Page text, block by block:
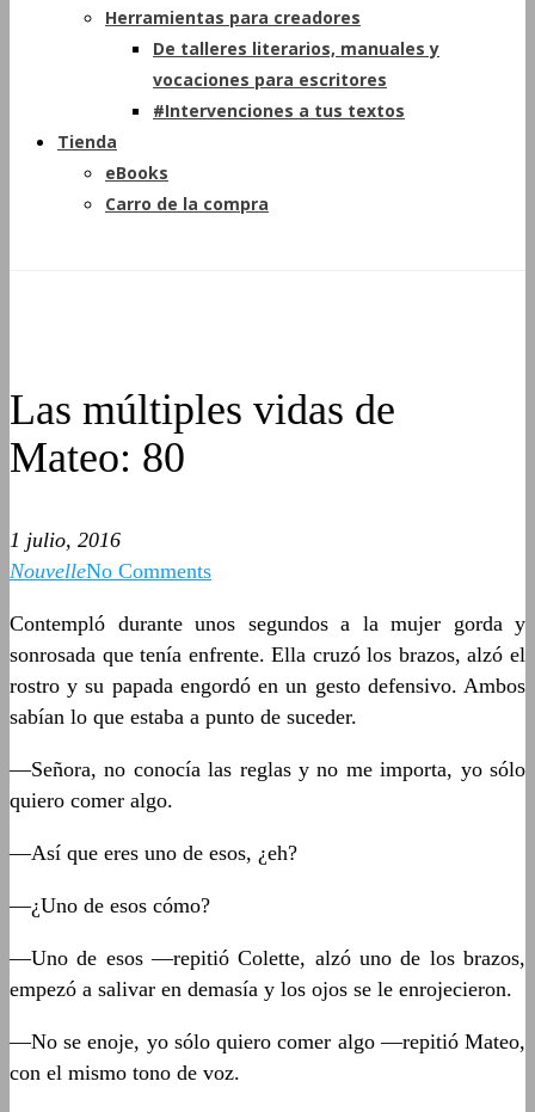
Herramientas para creadores
De talleres literarios, manuales y
vocaciones para escritores
#Intervenciones a tus textos
Tienda
eBooks
Carro de la compra
Las múltiples vidas de
Mateo: 80
1 julio, 2016
NouvelleNo Comments
Contempló durante unos segundos a la mujer gorda y
sonrosada que tenía enfrente. Ella cruzó los brazos, alzó el
rostro y su papada engordó en un gesto defensivo. Ambos
sabían lo que estaba a punto de suceder.
—Señora, no conocía las reglas y no me importa, yo sólo
quiero comer algo.
—Así que eres uno de esos, ¿eh?
—¿Uno de esos cómo?
—Uno de esos —repitió Colette, alzó uno de los brazos,
empezó a salivar en demasía y los ojos se le enrojecieron.
—No se enoje, yo sólo quiero comer algo —repitió Mateo,
con el mismo tono de voz.